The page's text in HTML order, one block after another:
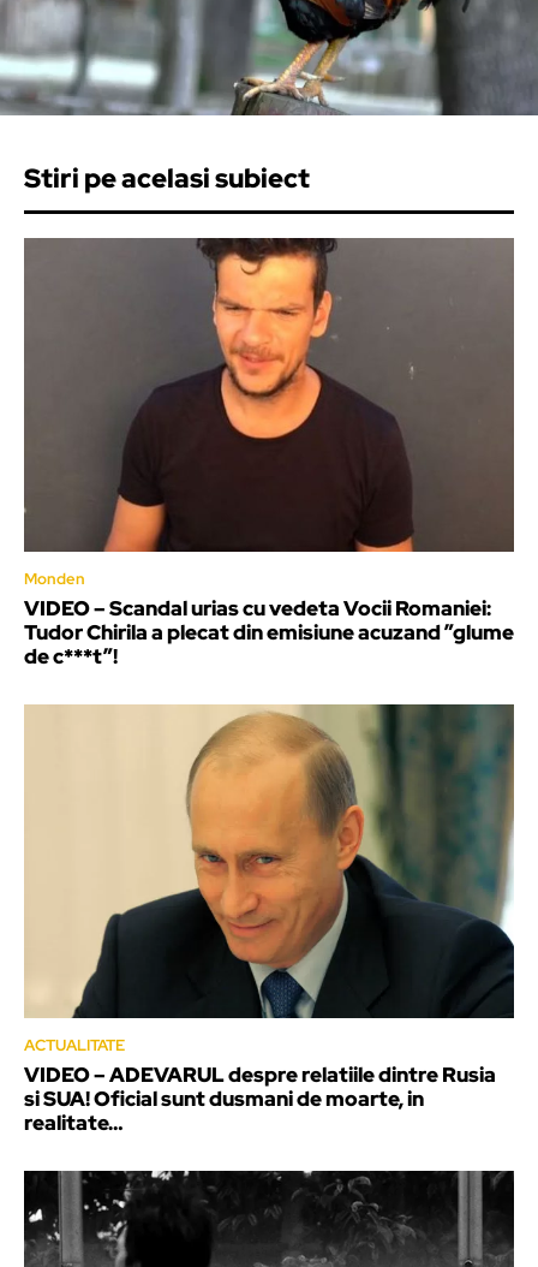
Stiri pe acelasi subiect
Monden
VIDEO – Scandal urias cu vedeta Vocii Romaniei:
Tudor Chirila a plecat din emisiune acuzand ”glume
de c***t”!
ACTUALITATE
VIDEO – ADEVARUL despre relatiile dintre Rusia
si SUA! Oficial sunt dusmani de moarte, in
realitate…